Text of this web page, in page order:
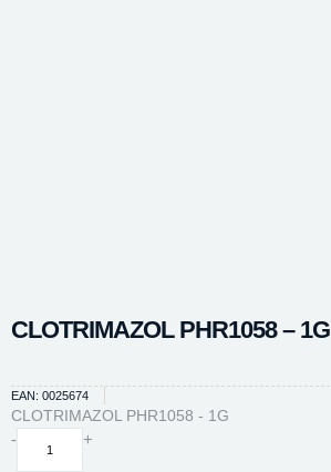
CLOTRIMAZOL PHR1058 – 1G
EAN: 0025674
CLOTRIMAZOL PHR1058 - 1G
-
CLOTRIMAZOL
+